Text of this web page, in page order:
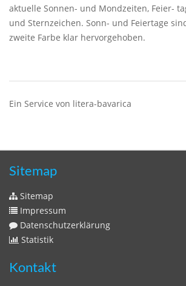
aktuelle Sonnen- und Mondzeiten, Feier-
und Sternzeichen. Sonn- und Feiertage
zweite Farbe klar hervorgehoben.
Ein Service von litera-bavarica
Sitemap
Sitemap
Impressum
Datenschutzerklärung
Statistik
Kontakt